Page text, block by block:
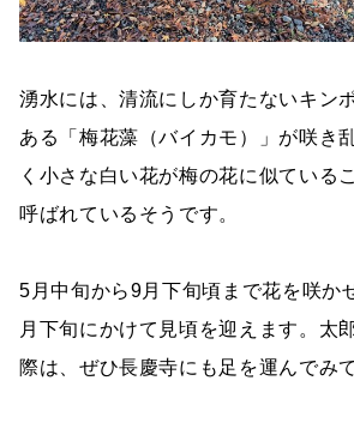
湧水には、清流にしか育たないキン
ある「梅花藻（バイカモ）」が咲き
く小さな白い花が梅の花に似ている
呼ばれているそうです。
5月中旬から9月下旬頃まで花を咲か
月下旬にかけて見頃を迎えます。太
際は、ぜひ長慶寺にも足を運んでみ